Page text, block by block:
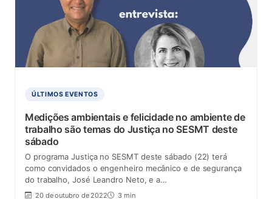
ÚLTIMOS EVENTOS
Medições ambientais e felicidade no ambiente de
trabalho são temas do Justiça no SESMT deste
sábado
O programa Justiça no SESMT deste sábado (22) terá
como convidados o engenheiro mecânico e de segurança
do trabalho, José Leandro Neto, e a…
20 de outubro de 2022 3 min